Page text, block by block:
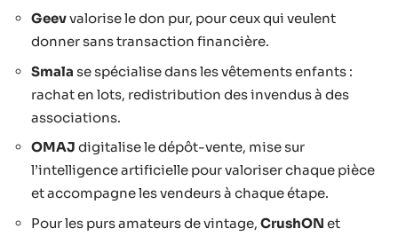
Geevvalorise le don pur, pour ceux qui veulent
donner sans transaction financière.
Smala se spécialise dans les vêtements enfants :
rachat en lots, redistribution des invendus à des
associations.
OMAJ digitalise le dépôt-vente, mise sur
l’intelligence artificielle pour valoriser chaque pièce
et accompagne les vendeurs à chaque étape.
Pour les purs amateurs de vintage, CrushON et